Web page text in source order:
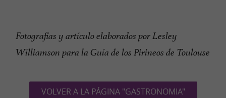
Fotografías y artículo elaborados por Lesley
Williamson para la Guía de los Pirineos de Toulouse
VOLVER A LA PÁGINA "GASTRONOMIA"